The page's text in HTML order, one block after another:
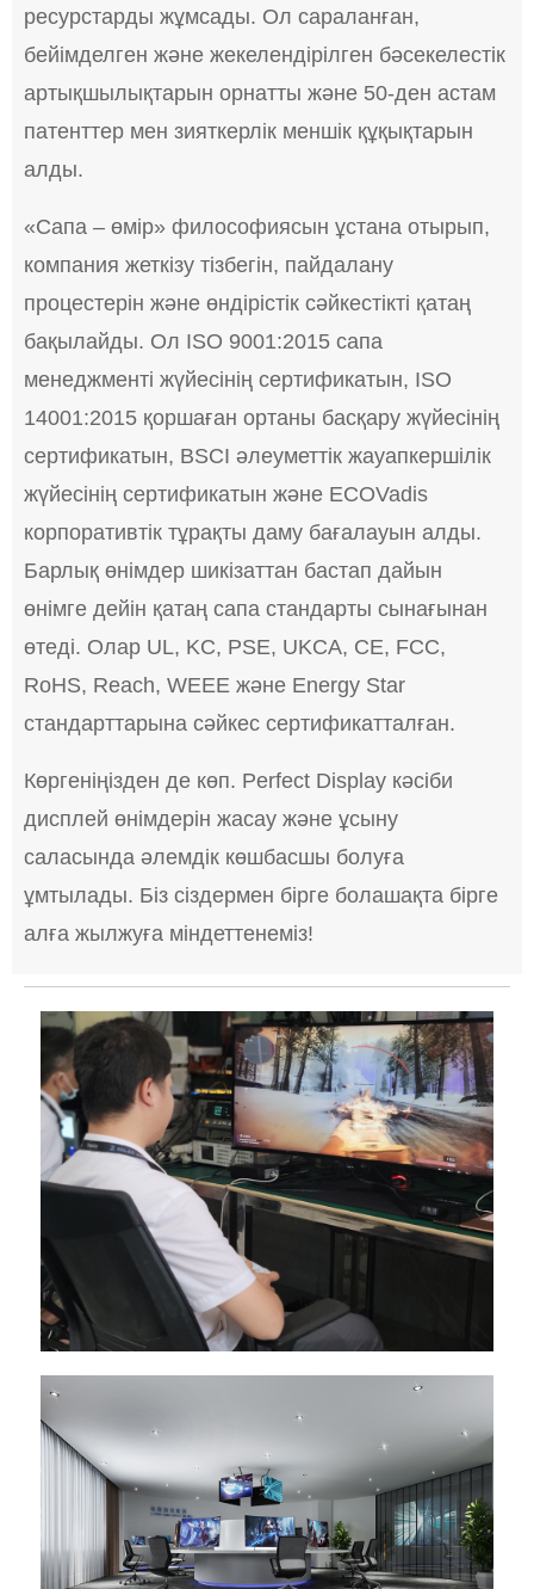
ресурстарды жұмсады. Ол сараланған,
бейімделген және жекелендірілген бәсекелестік
артықшылықтарын орнатты және 50-ден астам
патенттер мен зияткерлік меншік құқықтарын
алды.
«Сапа – өмір» философиясын ұстана отырып,
компания жеткізу тізбегін, пайдалану
процестерін және өндірістік сәйкестікті қатаң
бақылайды. Ол ISO 9001:2015 сапа
менеджменті жүйесінің сертификатын, ISO
14001:2015 қоршаған ортаны басқару жүйесінің
сертификатын, BSCI әлеуметтік жауапкершілік
жүйесінің сертификатын және ECOVadis
корпоративтік тұрақты даму бағалауын алды.
Барлық өнімдер шикізаттан бастап дайын
өнімге дейін қатаң сапа стандарты сынағынан
өтеді. Олар UL, KC, PSE, UKCA, CE, FCC,
RoHS, Reach, WEEE және Energy Star
стандарттарына сәйкес сертификатталған.
Көргеніңізден де көп. Perfect Display кәсіби
дисплей өнімдерін жасау және ұсыну
саласында әлемдік көшбасшы болуға
ұмтылады. Біз сіздермен бірге болашақта бірге
алға жылжуға міндеттенеміз!